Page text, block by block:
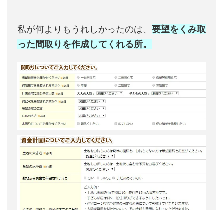
私が何よりもうれしかったのは、 要望をくみ取
った間取りを作成してくれる所。